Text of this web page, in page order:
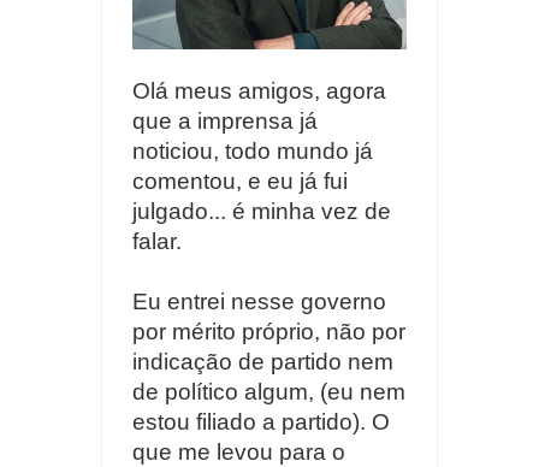
Olá meus amigos, agora
que a imprensa já
noticiou, todo mundo já
comentou, e eu já fui
julgado... é minha vez de
falar.
Eu entrei nesse governo
por mérito próprio, não por
indicação de partido nem
de político algum, (eu nem
estou filiado a partido). O
que me levou para o